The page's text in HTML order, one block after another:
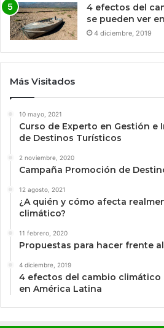
4 efectos del
se pueden ver
4 diciembre, 2019
Más Visitados
10 mayo, 2021
Curso de Experto en Gestión
de Destinos Turísticos
2 noviembre, 2020
Campaña Promoción de
12 agosto, 2021
¿A quién y cómo afecta
climático?
11 febrero, 2020
Propuestas para hacer frente
4 diciembre, 2019
4 efectos del cambio climático
en América Latina